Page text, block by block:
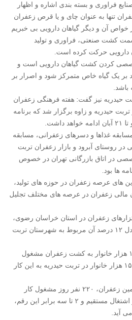
فراوری و بسته بندی اشاره و اظهار
تنها به عنوان چای و یا قرص زعفران
خواص آن و دیگر گیاهان دارویی بی خبریم
کشت صنعتی، فراوری و تولید
دارویی حرکت کرده است.
کردن کشت گیاهان دارویی است و
بر یک گیاه خاص متمرکز شود و اصرار بر
حیدریه نیز گفت: هفته فرهنگی زعفران
حیدریه و زاوه برگزار شد که برنامه
غذاها و دسرهای زعفرانی، مسابقه
در روستای آبرود و بازار زعفران تربت
در اتاق بازرگانی تهران در خصوص
ها بود.
۳۰ نفر از برترین های عرصه زعفران در حوزه های تولید،
مالی زعفران در عرصه های مختلف تجلیل
کشتزارهای زعفران در استان خراسان رضوی،
هشت هزار و ۴۰۰ هکتار، معادل ۱۲ درصد آن مربوط به شهرستان تربت
در استان خراسان رضوی ۱۱۷ هزار خانوار به کشت زعفران مشغول
هستند که از این میزان ۱۴ تا ۱۵ هزار خانوار در تربت حیدریه به این کار
هم اکنون به ازای هر هکتار زمین زعفران، ۲۲۰ نفر روز مشغول کار
هستند که در کل ۷۰ هزار نفر اشتغال مستقیم و ۲ تا سه برابر این رقم،
آید.